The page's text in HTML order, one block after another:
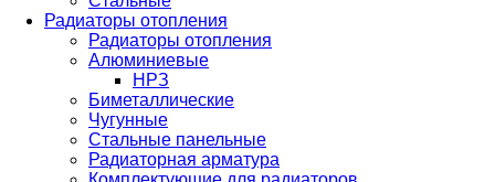
Радиаторы отопления
Радиаторы отопления
Алюминиевые
НРЗ
Биметаллические
Чугунные
Стальные панельные
Радиаторная арматура